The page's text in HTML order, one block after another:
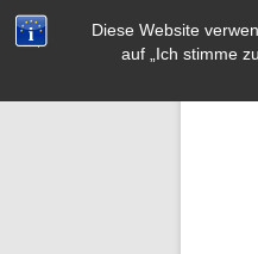
Diese Website
auf „Ich stimme